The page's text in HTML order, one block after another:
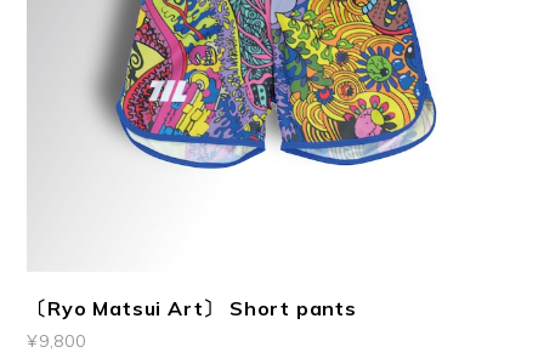
〔Ryo Matsui Art〕 Short pants
¥9,800